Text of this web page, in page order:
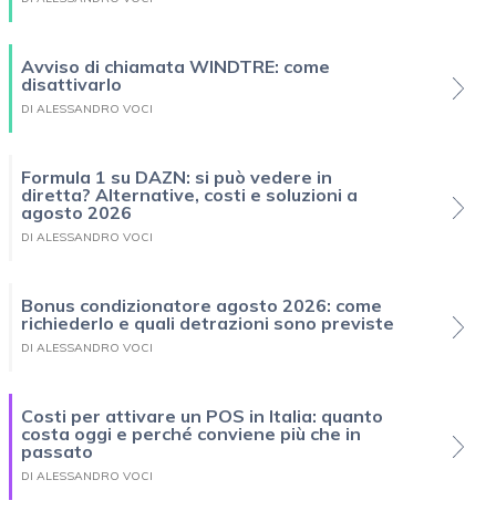
Avviso di chiamata WINDTRE: come
disattivarlo
DI ALESSANDRO VOCI
Formula 1 su DAZN: si può vedere in
diretta? Alternative, costi e soluzioni a
agosto 2026
DI ALESSANDRO VOCI
Bonus condizionatore agosto 2026: come
richiederlo e quali detrazioni sono previste
DI ALESSANDRO VOCI
Costi per attivare un POS in Italia: quanto
costa oggi e perché conviene più che in
passato
DI ALESSANDRO VOCI